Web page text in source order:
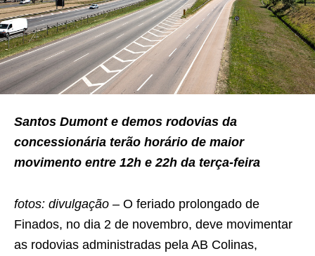
Santos Dumont e demos rodovias da
concessionária terão horário de maior
movimento entre 12h e 22h da terça-feira
fotos: divulgação – O feriado prolongado de
Finados, no dia 2 de novembro, deve movimentar
as rodovias administradas pela AB Colinas,